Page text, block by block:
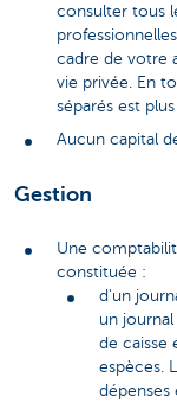
consulter tous
cadre de votre
vie privée. En
séparés est
Aucun capital
Gestion
Une
constituée :
d'un
un
de caisse
espèces.
dépenses